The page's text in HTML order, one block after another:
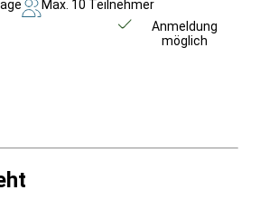
Max. 10 Teilnehmer
Anmeldung
möglich